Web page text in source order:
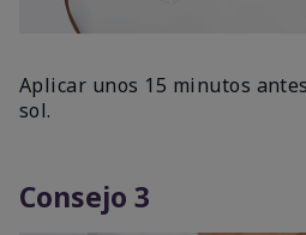
Aplicar unos 15 minutos
sol.
Consejo 3